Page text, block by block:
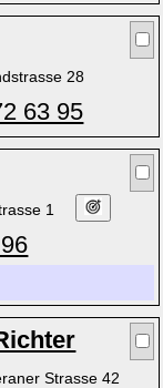
28
63 95
1
Strasse 42